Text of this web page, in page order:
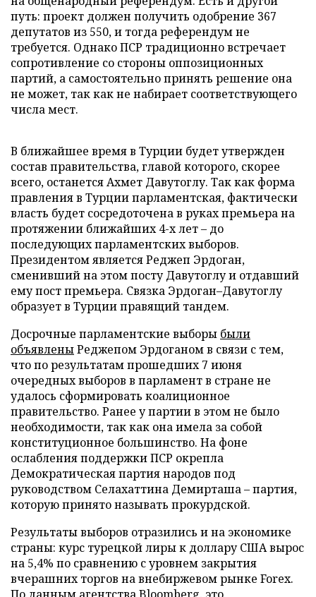
путь: проект должен получить одобрение 367
депутатов из 550, и тогда референдум не
требуется. Однако ПСР традиционно встречает
сопротивление со стороны оппозиционных
партий, а самостоятельно принять решение она
не может, так как не набирает соответствующего
числа мест.
В ближайшее время в Турции будет утвержден
состав правительства, главой которого, скорее
всего, останется Ахмет Давутоглу. Так как форма
правления в Турции парламентская, фактически
власть будет сосредоточена в руках премьера на
протяжении ближайших 4-х лет – до
последующих парламентских выборов.
Президентом является Реджеп Эрдоган,
сменивший на этом посту Давутоглу и отдавший
ему пост премьера. Связка Эрдоган–Давутоглу
образует в Турции правящий тандем.
Досрочные парламентские выборы были
объявленыРеджепом Эрдоганом в связи с тем,
что по результатам прошедших 7 июня
очередных выборов в парламент в стране не
удалось сформировать коалиционное
правительство. Ранее у партии в этом не было
необходимости, так как она имела за собой
конституционное большинство. На фоне
ослабления поддержки ПСР окрепла
Демократическая партия народов под
руководством Селахаттина Демирташа – партия,
которую принято называть прокурдской.
Результаты выборов отразились и на экономике
страны: курс турецкой лиры к доллару США вырос
на 5,4% по сравнению с уровнем закрытия
вчерашних торгов на внебиржевом рынке Forex.